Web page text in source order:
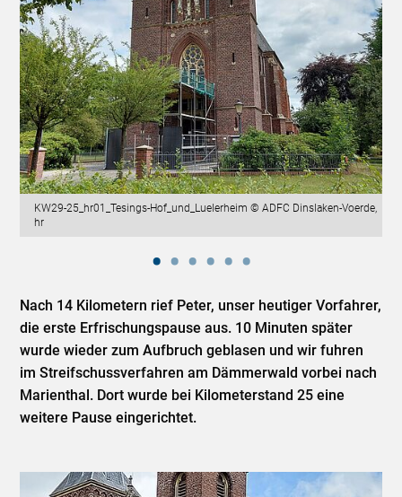
KW29-25_hr01_Tesings-Hof_und_Luelerheim © ADFC Dinslaken-Voerde,
hr
Nach 14 Kilometern rief Peter, unser heutiger Vorfahrer,
die erste Erfrischungspause aus. 10 Minuten später
wurde wieder zum Aufbruch geblasen und wir fuhren
im Streifschussverfahren am Dämmerwald vorbei nach
Marienthal. Dort wurde bei Kilometerstand 25 eine
weitere Pause eingerichtet.